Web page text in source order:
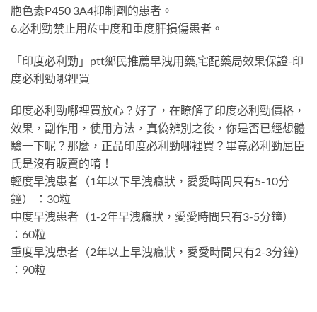
胞色素P450 3A4抑制劑的患者。
6.必利勁禁止用於中度和重度肝損傷患者。
「印度必利勁」ptt鄉民推薦早洩用藥,宅配藥局效果保證-印
度必利勁哪裡買
印度必利勁哪裡買放心？好了，在瞭解了印度必利勁價格，
效果，副作用，使用方法，真偽辨別之後，你是否已經想體
驗一下呢？那麼，正品印度必利勁哪裡買？畢竟必利勁屈臣
氏是沒有販賣的唷！
輕度早洩患者（1年以下早洩癥狀，愛愛時間只有5-10分
鐘） ：30粒
中度早洩患者（1-2年早洩癥狀，愛愛時間只有3-5分鐘）
：60粒
重度早洩患者（2年以上早洩癥狀，愛愛時間只有2-3分鐘）
：90粒